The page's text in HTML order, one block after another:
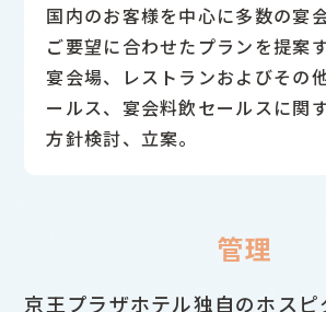
国内のお客様を中心に多数の宴
ご要望に合わせたプランを提案
宴会場、レストランおよびその
ールス、宴会料飲セールスに関
方針検討、立案。
管理
京王プラザホテル独自のホス